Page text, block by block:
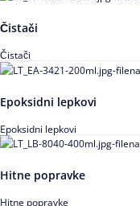
Čistači
Čistači
Epoksidni lepkovi
Epoksidni lepkovi
Hitne popravke
Hitne popravke